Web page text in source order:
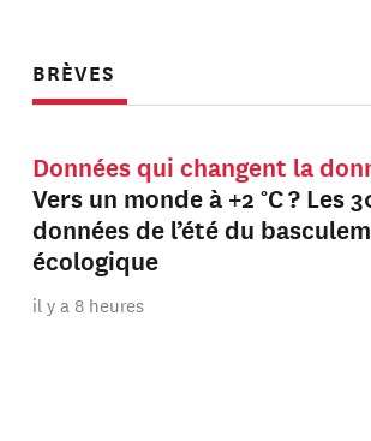
BRÈVES
Données qui changent la
Vers un monde à +2 °C ? Les
données de l’été du
écologique
il y a 8 heures